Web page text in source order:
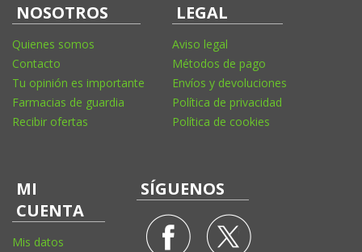
NOSOTROS
Quienes somos
Contacto
Tu opinión es importante
Farmacias de guardia
Recibir ofertas
LEGAL
Aviso legal
Métodos de pago
Envíos y devoluciones
Política de privacidad
Política de cookies
MI
CUENTA
Mis datos
SÍGUENOS